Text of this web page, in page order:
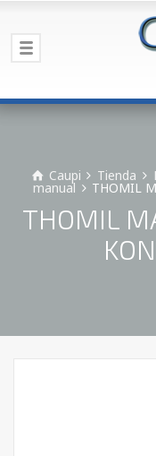
Caupi Tienda
manual THOMIL
THOMIL